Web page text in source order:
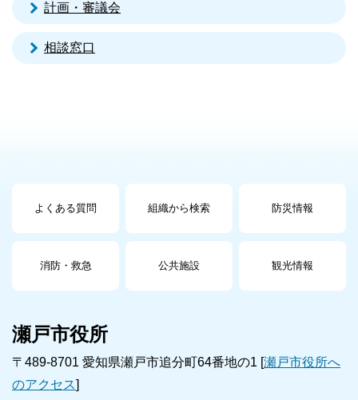
計画・審議会
相談窓口
よくある質問 組織から検索 防災情報
消防・救急 公共施設 観光情報
瀬戸市役所
〒489-8701 愛知県瀬戸市追分町64番地の1 [瀬戸市役所へ
のアクセス]